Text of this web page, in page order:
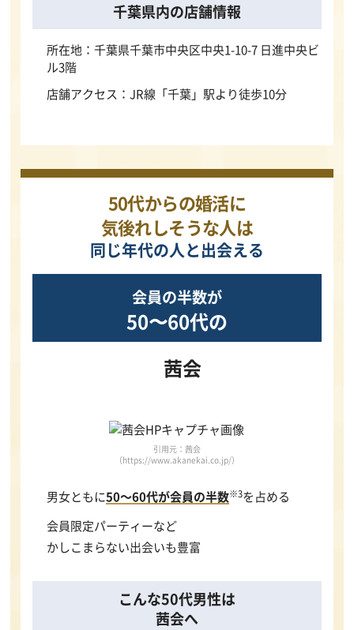
千葉県内の店舗情報
所在地：千葉県千葉市中央区中央1-10-7 日進中央ビ
ル3階
店舗アクセス：JR線「千葉」駅より徒歩10分
50代からの婚活に
気後れしそうな人は
同じ年代の人と出会える
会員の半数が
50〜60代の
茜会
引用元：茜会
（https://www.akanekai.co.jp/）
男女ともに50～60代が会員の半数※3を占める
会員限定パーティーなど
かしこまらない出会いも豊富
こんな50代男性は
茜会へ